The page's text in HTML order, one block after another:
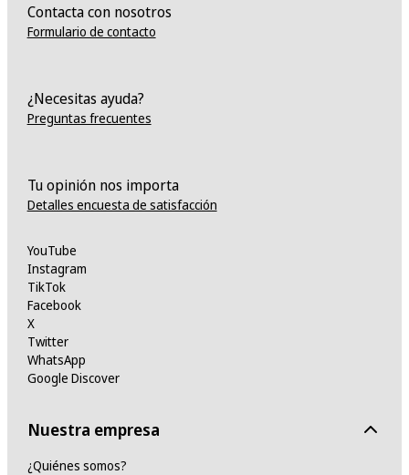
Contacta con nosotros
Formulario de contacto
¿Necesitas ayuda?
Preguntas frecuentes
Tu opinión nos importa
Detalles encuesta de satisfacción
YouTube
Instagram
TikTok
Facebook
X
Twitter
WhatsApp
Google Discover
Nuestra empresa
¿Quiénes somos?